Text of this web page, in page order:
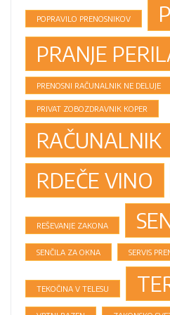
POPRAVILO PRENOSNIKOV
PRANJE
PRENOSNI RAČUNALNIK NE DELUJE
PRIVAT ZOBOZDRAVNIK KOPER
RAČUNALNIK
RDEČE VINO
REŠEVANJE ZAKONA
SENČILA ZA OKNA SERVIS
TEKOČINA V TELESU